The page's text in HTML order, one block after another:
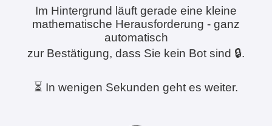
Im Hintergrund läuft gerade eine kleine
mathematische Herausforderung - ganz
automatisch
zur Bestätigung, dass Sie kein Bot sind 🔒.
⏳ In wenigen Sekunden geht es weiter.